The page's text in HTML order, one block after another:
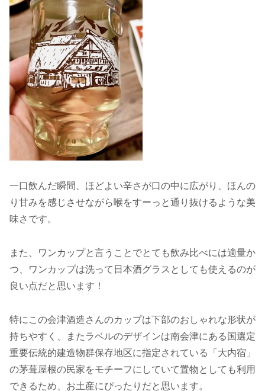
一口飲んだ瞬間、ほどよい辛さが口の中に広がり、ほんの
り甘みを感じさせながら喉をすーっと通り抜けるような美
味さです。
また、ワンカップと言うことでとても飲み比べには適量か
つ、ワンカップは洗って日本酒グラスとしても使えるのが
良い点だと思います！
特にこの会津酒造さんのカップは下部のおしゃれな形状が
持ちやすく、またラベルのデザインは南会津にある国選定
重要伝統的建造物群保存地区に指定されている「大内宿」
の茅葺屋根の民家をモチーフにしていて置物としても利用
できるため、お土産にぴったりだと思います。